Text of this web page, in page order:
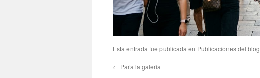
Esta entrada fue publicada en Publicaciones del blog
← Para la galería